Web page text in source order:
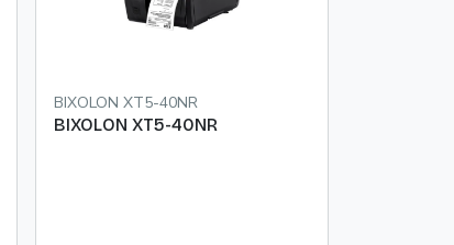
BIXOLON XT5-40NR
BIXOLON XT5-40NR